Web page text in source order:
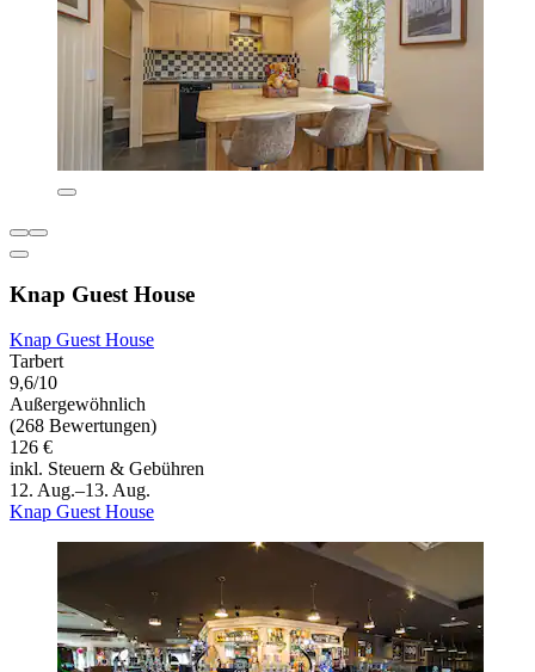
Knap Guest House
Knap Guest House
Tarbert
9,6/10
Außergewöhnlich
(268 Bewertungen)
126 €
inkl. Steuern & Gebühren
12. Aug.–13. Aug.
Knap Guest House